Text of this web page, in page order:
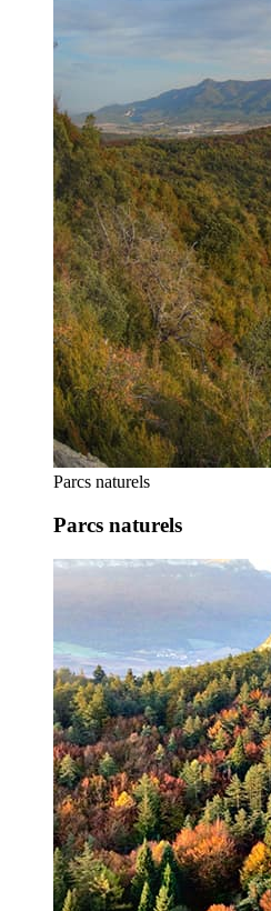
Parcs naturels
Parcs naturels